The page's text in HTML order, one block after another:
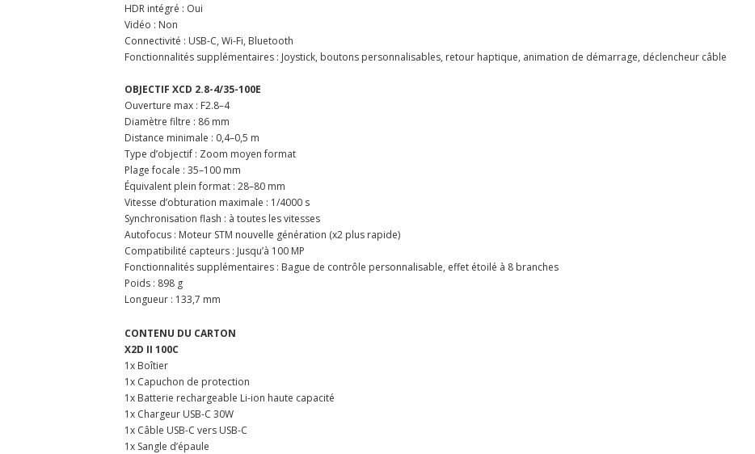
HDR intégré : Oui
Vidéo : Non
Connectivité : USB-C, Wi-Fi, Bluetooth
Fonctionnalités supplémentaires : Joystick, boutons personnalisables, retour haptique, animation de démarrage, déclencheur câble
OBJECTIF XCD 2.8-4/35-100E
Ouverture max : F2.8–4
Diamètre filtre : 86 mm
Distance minimale : 0,4–0,5 m
Type d’objectif : Zoom moyen format
Plage focale : 35–100 mm
Équivalent plein format : 28–80 mm
Vitesse d’obturation maximale : 1/4000 s
Synchronisation flash : à toutes les vitesses
Autofocus : Moteur STM nouvelle génération (x2 plus rapide)
Compatibilité capteurs : Jusqu’à 100 MP
Fonctionnalités supplémentaires : Bague de contrôle personnalisable, effet étoilé à 8 branches
Poids : 898 g
Longueur : 133,7 mm
CONTENU DU CARTON
X2D II 100C
1x Boîtier
1x Capuchon de protection
1x Batterie rechargeable Li-ion haute capacité
1x Chargeur USB-C 30W
1x Câble USB-C vers USB-C
1x Sangle d’épaule